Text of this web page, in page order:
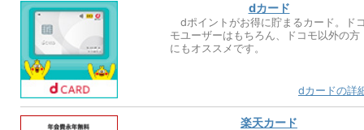
dカード
dポイントがお得に貯まるカード。ド
モユーザーはもちろん、ドコモ以外の方
にもオススメです。
dカードの詳
楽天カード